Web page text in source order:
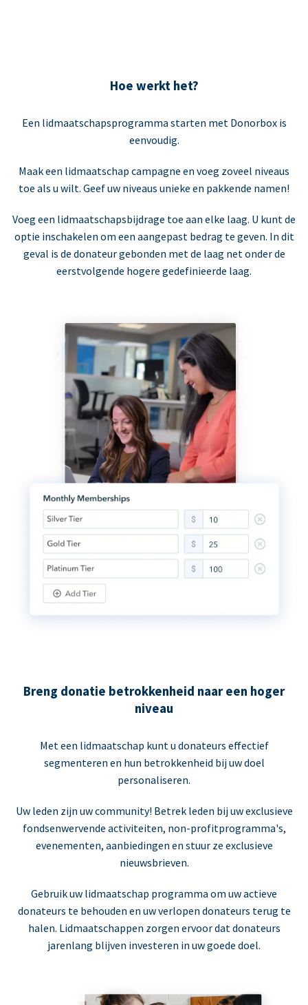
Hoe werkt het?
Een lidmaatschapsprogramma starten met Donorbox is
eenvoudig.
Maak een lidmaatschap campagne en voeg zoveel niveaus
toe als u wilt. Geef uw niveaus unieke en pakkende namen!
Voeg een lidmaatschapsbijdrage toe aan elke laag. U kunt de
optie inschakelen om een aangepast bedrag te geven. In dit
geval is de donateur gebonden met de laag net onder de
eerstvolgende hogere gedefinieerde laag.
Breng donatie betrokkenheid naar een hoger
niveau
Met een lidmaatschap kunt u donateurs effectief
segmenteren en hun betrokkenheid bij uw doel
personaliseren.
Uw leden zijn uw community! Betrek leden bij uw exclusieve
fondsenwervende activiteiten, non-profitprogramma's,
evenementen, aanbiedingen en stuur ze exclusieve
nieuwsbrieven.
Gebruik uw lidmaatschap programma om uw actieve
donateurs te behouden en uw verlopen donateurs terug te
halen. Lidmaatschappen zorgen ervoor dat donateurs
jarenlang blijven investeren in uw goede doel.